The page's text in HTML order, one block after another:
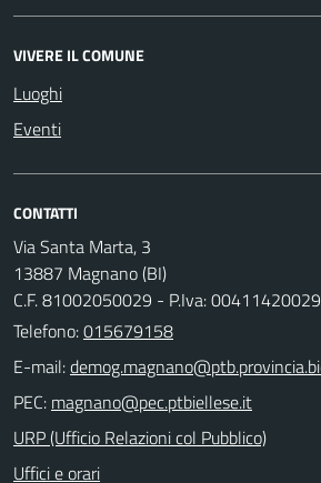
VIVERE IL COMUNE
Luoghi
Eventi
CONTATTI
Via Santa Marta, 3
13887 Magnano (BI)
C.F. 81002050029 - P.Iva: 00411420029
Telefono:015679158
E-mail:
PEC:
URP (Ufficio Relazioni col Pubblico)
Uffici e orari